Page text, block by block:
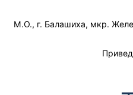
М.О., г. Балашиха, мкр.